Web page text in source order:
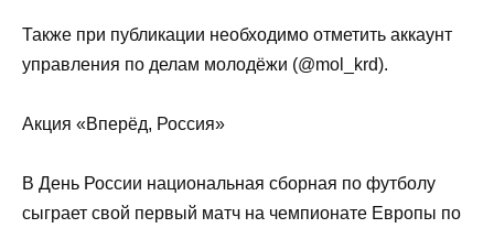
Также при публикации необходимо отметить аккаунт
управления по делам молодёжи (@mol_krd).
Акция «Вперёд, Россия»
В День России национальная сборная по футболу
сыграет свой первый матч на чемпионате Европы по